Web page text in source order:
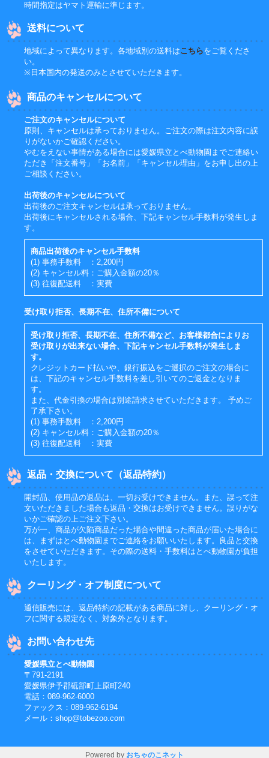
時間指定はヤマト運輸に準じます。
送料について
地域によって異なります。各地域別の送料はこちらをご覧くださ
い。
※日本国内の発送のみとさせていただきます。
商品のキャンセルについて
ご注文のキャンセルについて
原則、キャンセルは承っておりません。ご注文の際は注文内容に誤
りがないかご確認ください。
やむをえない事情がある場合には愛媛県立とべ動物園までご連絡い
ただき「注文番号」「お名前」「キャンセル理由」をお申し出の上
ご相談ください。
出荷後のキャンセルについて
出荷後のご注文キャンセルは承っておりません。
出荷後にキャンセルされる場合、下記キャンセル手数料が発生しま
す。
商品出荷後のキャンセル手数料
(1) 事務手数料 ：2,200円
(2) キャンセル料：ご購入金額の20％
(3) 往復配送料 ：実費
受け取り拒否、長期不在、住所不備について
受け取り拒否、長期不在、住所不備など、お客様都合によりお
受け取りが出来ない場合、下記キャンセル手数料が発生しま
す。
クレジットカード払いや、銀行振込をご選択のご注文の場合に
は、下記のキャンセル手数料を差し引いてのご返金となりま
す。
また、代金引換の場合は別途請求させていただきます。 予めご
了承下さい。
(1) 事務手数料 ：2,200円
(2) キャンセル料：ご購入金額の20％
(3) 往復配送料 ：実費
返品・交換について（返品特約）
開封品、使用品の返品は、一切お受けできません。また、誤って注
文いただきました場合も返品・交換はお受けできません。誤りがな
いかご確認の上ご注文下さい。
万が一、商品が欠陥商品だった場合や間違った商品が届いた場合に
は、まずはとべ動物園までご連絡をお願いいたします。良品と交換
をさせていただきます。その際の送料・手数料はとべ動物園が負担
いたします。
クーリング・オフ制度について
通信販売には、返品特約の記載がある商品に対し、クーリング・オ
フに関する規定なく、対象外となります。
お問い合わせ先
愛媛県立とべ動物園
〒791-2191
愛媛県伊予郡砥部町上原町240
電話：089-962-6000
ファックス：089-962-6194
メール：shop@tobezoo.com
Powered by おちゃのこネット